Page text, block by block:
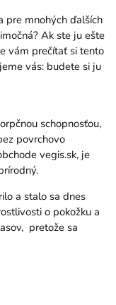
pre mnohých ďalších
Ak ste ju ešte
vám prečítať si tento
vás: budete si ju
schopnosťou,
povrchovo
vegis.sk, je
a stalo sa dnes
o pokožku a
pretože sa